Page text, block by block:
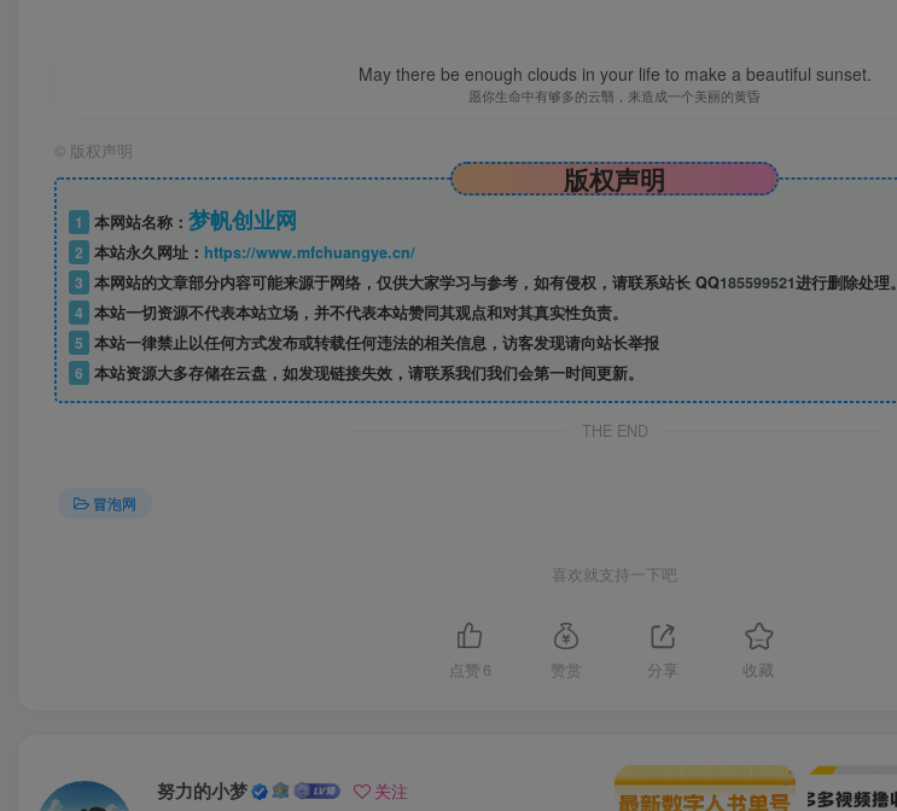
May there be enough clouds in your life to make a beautiful sunset.
愿你生命中有够多的云翳，来造成一个美丽的黄昏
© 版权声明
版权声明
1 本网站名称： 梦帆创业网
2 本站永久网址： https://www.mfchuangye.cn/
3 本网站的文章部分内容可能来源于网络，仅供大家学习与参考，如有侵权，请联系站长 QQ185599521进行删除处理。
4 本站一切资源不代表本站立场，并不代表本站赞同其观点和对其真实性负责。
5 本站一律禁止以任何方式发布或转载任何违法的相关信息，访客发现请向站长举报
6 本站资源大多存储在云盘，如发现链接失效，请联系我们我们会第一时间更新。
THE END
冒泡网
喜欢就支持一下吧
点赞 6 赞赏 分享 收藏
努力的小梦 关注